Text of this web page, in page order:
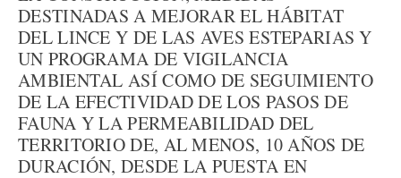
DESTINADAS A MEJORAR EL HÁBITAT
DEL LINCE Y DE LAS AVES ESTEPARIAS Y
UN PROGRAMA DE VIGILANCIA
AMBIENTAL ASÍ COMO DE SEGUIMIENTO
DE LA EFECTIVIDAD DE LOS PASOS DE
FAUNA Y LA PERMEABILIDAD DEL
TERRITORIO DE, AL MENOS, 10 AÑOS DE
DURACIÓN, DESDE LA PUESTA EN